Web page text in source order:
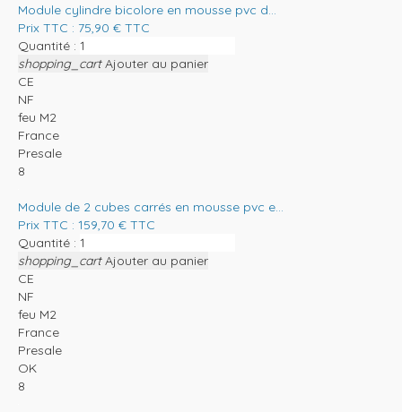
Module cylindre bicolore en mousse pvc d...
Prix TTC : 75,90 € TTC
Quantité :
shopping_cart Ajouter au panier
CE
NF
feu M2
France
Presale
8
Module de 2 cubes carrés en mousse pvc e...
Prix TTC : 159,70 € TTC
Quantité :
shopping_cart Ajouter au panier
CE
NF
feu M2
France
Presale
OK
8